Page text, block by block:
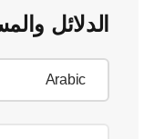
الدلائل